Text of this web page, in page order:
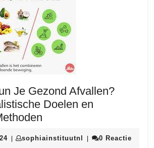
Je Gezond Afvallen?
Doelen en
Kun
14| sophiainstituutnl sophiainstituutnl
| 0 Reactie